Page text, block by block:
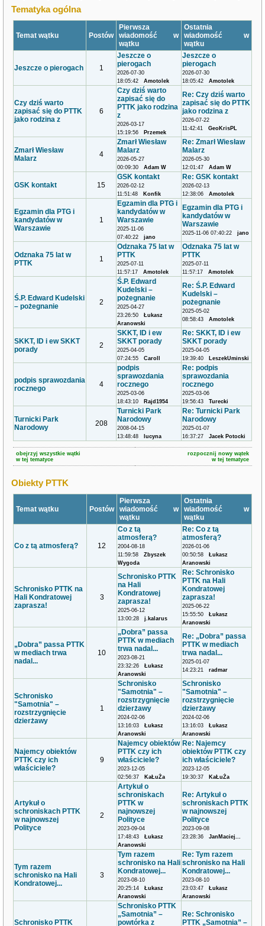
Tematyka ogólna
Temat wątku Postów
Pierwsza
wiadomość w
wątku
Ostatnia
wiadomość w
wątku
Jeszcze o pierogach 1
Jeszcze o
pierogach
2026-07-30
18:05:42 Amotolek
Jeszcze o
pierogach
2026-07-30
18:05:42 Amotolek
Czy dziś warto
zapisać się do PTTK
jako rodzina z
6
Czy dziś warto
zapisać się do
PTTK jako rodzina
z
2026-03-17
15:19:56
Przemek
Re: Czy dziś warto
zapisać się do PTTK
jako rodzina z
2026-07-22
11:42:41 GeoKrisPL
Zmarł Wiesław
Malarz
4
Zmarł Wiesław
Malarz
2026-05-27
00:09:30 Adam W
Re: Zmarł Wiesław
Malarz
2026-05-30
12:01:47 Adam W
GSK kontakt 15
GSK kontakt
2026-02-12
11:51:48
Konfik
Re: GSK kontakt
2026-02-13
12:38:06 Amotolek
Egzamin dla PTG i
kandydatów w
Warszawie
1
Egzamin dla PTG i
kandydatów w
Warszawie
2025-11-06
07:40:22 jano
Egzamin dla PTG i
kandydatów w
Warszawie
2025-11-06 07:40:22 jano
Odznaka 75 lat w
PTTK
1
Odznaka 75 lat w
PTTK
2025-07-11
11:57:17 Amotolek
Odznaka 75 lat w
PTTK
2025-07-11
11:57:17 Amotolek
Ś.P. Edward Kudelski
– pożegnanie
2
Ś.P. Edward
Kudelski –
pożegnanie
2025-04-27
23:26:50 Łukasz
Aranowski
Re: Ś.P. Edward
Kudelski –
pożegnanie
2025-05-02
08:58:43 Amotolek
SKKT, ID i ew SKKT
porady
2
SKKT, ID i ew
SKKT porady
2025-04-05
07:24:55 Caroll
Re: SKKT, ID i ew
SKKT porady
2025-04-05
19:39:40
LeszekUminski
podpis sprawozdania
rocznego
4
podpis
sprawozdania
rocznego
2025-03-06
18:43:10
Rajd1954
Re: podpis
sprawozdania
rocznego
2025-03-06
19:56:43 Turecki
Turnicki Park
Narodowy
208
Turnicki Park
Narodowy
2008-04-15
13:48:48
lucyna
Re: Turnicki Park
Narodowy
2025-01-07
16:37:27 Jacek Potocki
obejrzyj wszystkie wątki
w tej tematyce
rozpocznij nowy wątek
w tej tematyce
Obiekty PTTK
Temat wątku Postów
Pierwsza
wiadomość w
wątku
Ostatnia
wiadomość w
wątku
Co z tą atmosferą? 12
Co z tą
atmosferą?
2004-08-18
11:59:58 Zbyszek
Wygoda
Re: Co z tą
atmosferą?
2026-01-06
00:50:58 Łukasz
Aranowski
Schronisko PTTK na
Hali Kondratowej
zaprasza!
3
Schronisko PTTK
na Hali
Kondratowej
zaprasza!
2025-06-12
13:00:28 j.kalarus
Re: Schronisko
PTTK na Hali
Kondratowej
zaprasza!
2025-06-22
15:55:50 Łukasz
Aranowski
„Dobra” passa PTTK
w mediach trwa
nadal...
10
„Dobra” passa
PTTK w mediach
trwa nadal...
2023-08-21
23:32:26 Łukasz
Aranowski
Re: „Dobra” passa
PTTK w mediach
trwa nadal...
2025-01-07
14:23:21 radmar
Schronisko
"Samotnia" –
rozstrzygnięcie
dzierżawy
1
Schronisko
"Samotnia" –
rozstrzygnięcie
dzierżawy
2024-02-06
13:16:03 Łukasz
Aranowski
Schronisko
"Samotnia" –
rozstrzygnięcie
dzierżawy
2024-02-06
13:16:03 Łukasz
Aranowski
Najemcy obiektów
PTTK czy ich
właściciele?
9
Najemcy obiektów
PTTK czy ich
właściciele?
2023-12-05
02:56:37
KaŁuŻa
Re: Najemcy
obiektów PTTK czy
ich właściciele?
2023-12-05
19:30:37
KaŁuŻa
Artykuł o
schroniskach PTTK
w najnowszej
Polityce
2
Artykuł o
schroniskach
PTTK w
najnowszej
Polityce
2023-09-04
17:48:43 Łukasz
Aranowski
Re: Artykuł o
schroniskach PTTK
w najnowszej
Polityce
2023-09-08
23:28:36 JanMaciej...
Tym razem
schronisko na Hali
Kondratowej...
3
Tym razem
schronisko na Hali
Kondratowej...
2023-08-10
20:25:14 Łukasz
Aranowski
Re: Tym razem
schronisko na Hali
Kondratowej...
2023-08-10
23:03:47 Łukasz
Aranowski
Schronisko PTTK
Schronisko PTTK
„Samotnia” –
powtórka z
Re: Schronisko
PTTK „Samotnia” –